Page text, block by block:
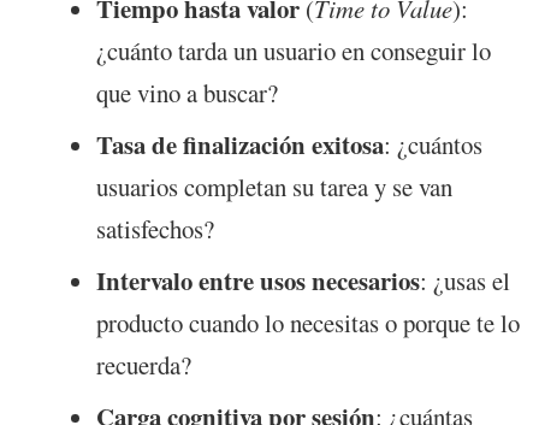
Tiempo hasta valor (Time to Value):
¿cuánto tarda un usuario en conseguir lo
que vino a buscar?
Tasa de finalización exitosa: ¿cuántos
usuarios completan su tarea y se van
satisfechos?
Intervalo entre usos necesarios: ¿usas el
producto cuando lo necesitas o porque te lo
recuerda?
Carga cognitiva por sesión: ¿cuántas